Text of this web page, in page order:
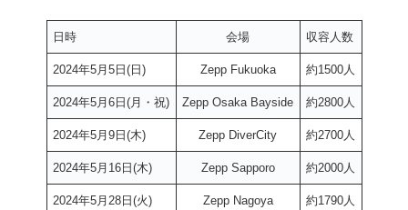
日時 会場 収容人数
2024年5月5日(日) Zepp Fukuoka 約1500人
2024年5月6日(月・祝) Zepp Osaka Bayside 約2800人
2024年5月9日(木) Zepp DiverCity 約2700人
2024年5月16日(木) Zepp Sapporo 約2000人
2024年5月28日(火) Zepp Nagoya 約1790人